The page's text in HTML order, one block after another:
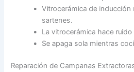
Vitrocerámica de inducción
sartenes.
La vitrocerámica hace
Se apaga sola mientras
Reparación de Campanas